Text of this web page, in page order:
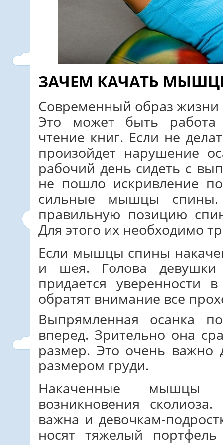
ЗАЧЕМ КАЧАТЬ
Современный образ жизни
Это может быть работа
чтение книг. Если не
произойдет нарушение
рабочий день сидеть с
не пошло искривление
сильные мышцы спины.
правильную позицию
Для этого их необходимо
Если мышцы спины
и шея. Голова девушки
придается уверенности
обратят внимание все
Выпрямленная осанка
вперед. Зрительно она
размер. Это очень
размером груди.
Накаченные мышцы
возникновения
важна и девочкам-
носят тяжелый